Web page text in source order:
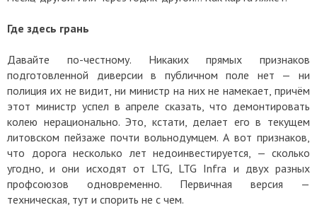
Где здесь грань
Давайте по-честному. Никаких прямых признаков
подготовленной диверсии в публичном поле нет — ни
полиция их не видит, ни министр на них не намекает, причём
этот министр успел в апреле сказать, что демонтировать
колею нерационально. Это, кстати, делает его в текущем
литовском пейзаже почти вольнодумцем. А вот признаков,
что дорога несколько лет недоинвестируется, — сколько
угодно, и они исходят от LTG, LTG Infra и двух разных
профсоюзов одновременно. Первичная версия —
техническая, тут и спорить не с чем.